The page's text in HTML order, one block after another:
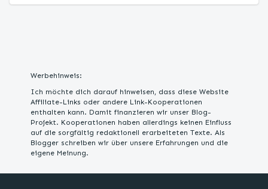
Werbehinweis:
Ich möchte dich darauf hinweisen, dass diese Website
Affiliate-Links oder andere Link-Kooperationen
enthalten kann. Damit finanzieren wir unser Blog-
Projekt. Kooperationen haben allerdings keinen Einfluss
auf die sorgfältig redaktionell erarbeiteten Texte. Als
Blogger schreiben wir über unsere Erfahrungen und die
eigene Meinung.